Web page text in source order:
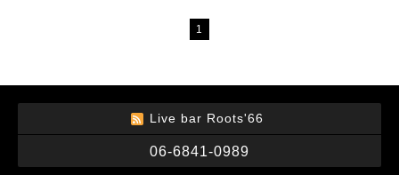
1
Live bar Roots'66
06-6841-0989